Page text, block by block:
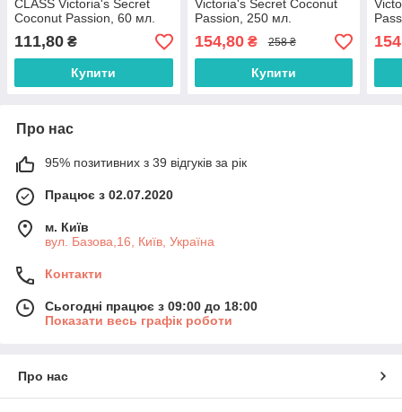
CLASS Victoria's Secret
Coconut Passion, 60 мл.
111,80 ₴
Купити
Victoria's Secret Coconut
Passion, 250 мл.
154,80₴ 258 ₴
Купити
Про нас
95% позитивних з 39 відгуків за рік
Працює з 02.07.2020
м. Київ
вул. Базова,16, Київ, Україна
Контакти
Сьогодні працює з 09:00 до 18:00
Показати весь графік роботи
Про нас